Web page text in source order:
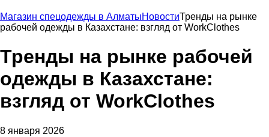
Магазин спецодежды в АлматыНовостиТренды на рынке
рабочей одежды в Казахстане: взгляд от WorkClothes
Тренды на рынке рабочей
одежды в Казахстане:
взгляд от WorkClothes
8 января 2026